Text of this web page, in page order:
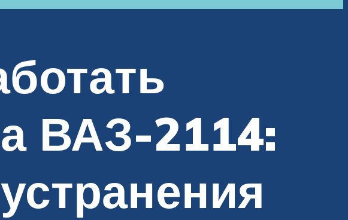
ВАЗ-2114: